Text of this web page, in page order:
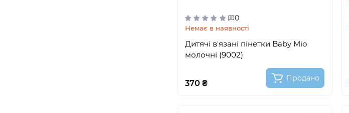
0
Немає в наявності
Дитячі в'язані пінетки Baby Mio
молочні (9002)
370 ₴
Продано